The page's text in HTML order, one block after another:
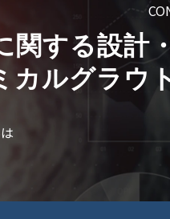
関する設計
カルグラウ